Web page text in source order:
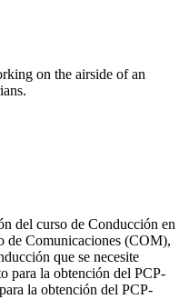
on the airside of an
del curso de Conducción en
de Comunicaciones (COM),
que se necesite
para la obtención del PCP-
la obtención del PCP-